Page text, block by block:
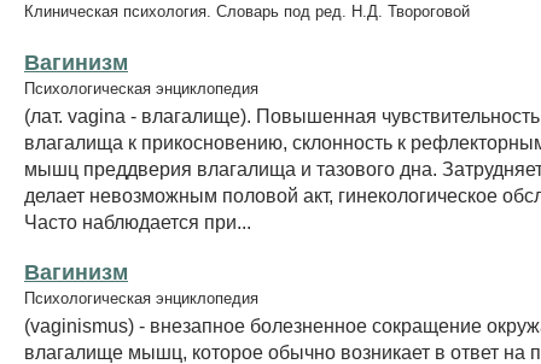
Клиническая психология. Словарь под ред. Н.Д. Твороговой
Вагинизм
Психологическая энциклопедия
(лат. vagina - влагалище). Повышенная
влагалища к прикосновению, склонность к
мышц преддверия влагалища и тазового дна.
делает невозможным половой акт, гинекологическое
Часто наблюдается при...
Вагинизм
Психологическая энциклопедия
(vaginismus) - внезапное болезненное сокращение
влагалище мышц, которое обычно возникает в ответ на